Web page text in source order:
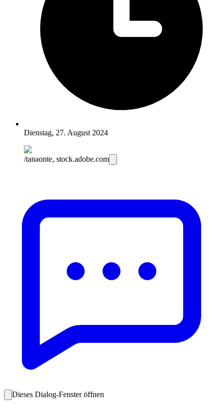
Dienstag, 27. August 2024
/tanaonte, stock.adobe.com
Dieses Dialog-Fenster öffnen